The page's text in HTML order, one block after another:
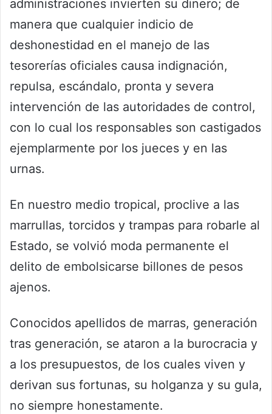
administraciones invierten su dinero; de
manera que cualquier indicio de
deshonestidad en el manejo de las
tesorerías oficiales causa indignación,
repulsa, escándalo, pronta y severa
intervención de las autoridades de control,
con lo cual los responsables son castigados
ejemplarmente por los jueces y en las
urnas.
En nuestro medio tropical, proclive a las
marrullas, torcidos y trampas para robarle al
Estado, se volvió moda permanente el
delito de embolsicarse billones de pesos
ajenos.
Conocidos apellidos de marras, generación
tras generación, se ataron a la burocracia y
a los presupuestos, de los cuales viven y
derivan sus fortunas, su holganza y su gula,
no siempre honestamente.